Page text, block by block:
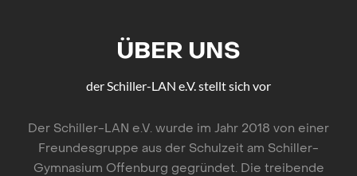
ÜBER UNS
der Schiller-LAN e.V. stellt sich vor
Der Schiller-LAN e.V. wurde im Jahr 2018 von einer
Freundesgruppe aus der Schulzeit am Schiller-
Gymnasium Offenburg gegründet. Die treibende